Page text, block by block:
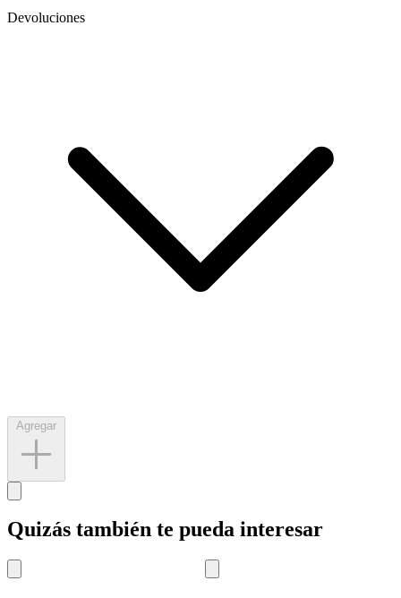
Devoluciones
Quizás también te pueda interesar